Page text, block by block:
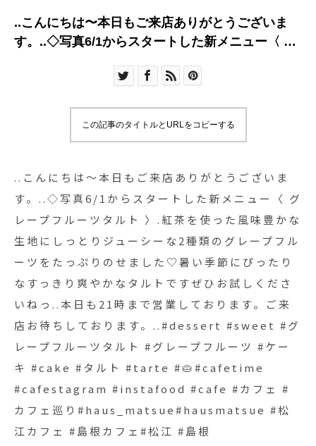
..こんにちは〜︎本日もご来店ありがとうございま
す。..◇写真6/1からスタートした新メニュー〈 グ
生地にしっとりジューシーな2種類のグレープフル
なすっきり爽やかなタルトです︎ぜひお試しくださ
プフルーツタルト #グレープフルーツ #ケーキ
#cake #タルト #tarte #🥧#cafetime
#cafestagram #instafood #cafe #カフェ #カフェ
この記事のタイトルとURLをコピーする
..こんにちは〜︎本日もご来店ありがとうございま
す。..◇写真6/1からスタートした新メニュー〈 グ
レープフルーツタルト 〉.紅茶を使った風味豊かな
生地にしっとりジューシーな2種類のグレープフル
ーツをたっぷりのせました♡暑い季節にぴったり
なすっきり爽やかなタルトです︎ぜひお試しくださ
いねっ..本日も21時まで営業しております。ご来
店お待ちしております。..#dessert #sweet #グ
レープフルーツタルト #グレープフルーツ #ケー
キ #cake #タルト #tarte #🥧#cafetime
#cafestagram #instafood #cafe #カフェ #
カフェ巡り#haus_matsue#hausmatsue #松
江カフェ #島根カフェ#松江 #島根